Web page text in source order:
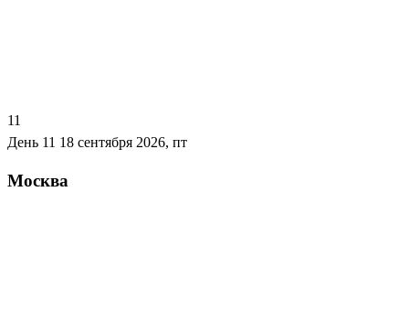
11
День 11 18 сентября 2026, пт
Москва